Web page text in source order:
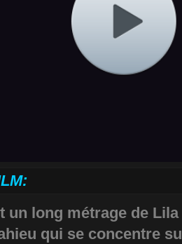
un long métrage de Lila
qui se concentre